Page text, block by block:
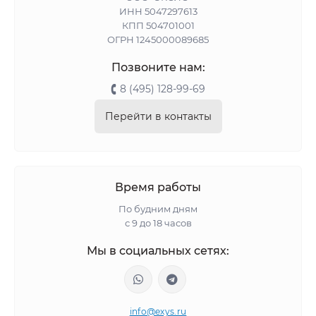
ИНН 5047297613
КПП 504701001
ОГРН 1245000089685
Позвоните нам:
8 (495) 128-99-69
Перейти в контакты
Время работы
По будним дням
с 9 до 18 часов
Мы в социальных сетях:
info@exys.ru